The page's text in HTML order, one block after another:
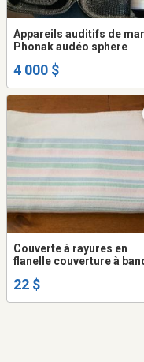
Appareils auditifs de
Phonak audéo sphere
4 000 $
Couverte à rayures en
flanelle couverture à
vintage rayé
22 $